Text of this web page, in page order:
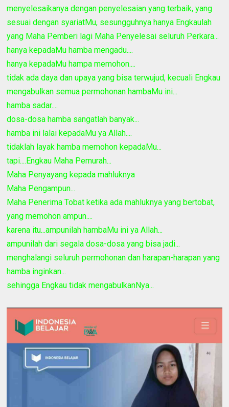
menyelesaikanya dengan penyelesaian yang terbaik, yang
sesuai dengan syariatMu, sesungguhnya hanya Engkaulah
yang Maha Pemberi lagi Maha Penyelesai seluruh Perkara...
hanya kepadaMu hamba mengadu....
hanya kepadaMu hampa memohon....
tidak ada daya dan upaya yang bisa terwujud, kecuali Engkau
mengabulkan semua permohonan hambaMu ini...
hamba sadar....
dosa-dosa hamba sangatlah banyak...
hamba ini lalai kepadaMu ya Allah....
tidaklah layak hamba memohon kepadaMu...
tapi....Engkau Maha Pemurah...
Maha Penyayang kepada mahluknya
Maha Pengampun...
Maha Penerima Tobat ketika ada mahluknya yang bertobat,
yang memohon ampun....
karena itu...ampunilah hambaMu ini ya Allah...
ampunilah dari segala dosa-dosa yang bisa jadi...
menghalangi seluruh permohonan dan harapan-harapan yang
hamba inginkan...
sehingga Engkau tidak mengabulkanNya...